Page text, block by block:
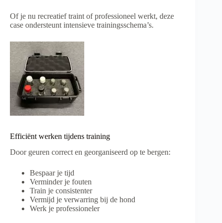
Of je nu recreatief traint of professioneel werkt, deze
case ondersteunt intensieve trainingsschema’s.
Efficiënt werken tijdens training
Door geuren correct en georganiseerd op te bergen:
Bespaar je tijd
Verminder je fouten
Train je consistenter
Vermijd je verwarring bij de hond
Werk je professioneler